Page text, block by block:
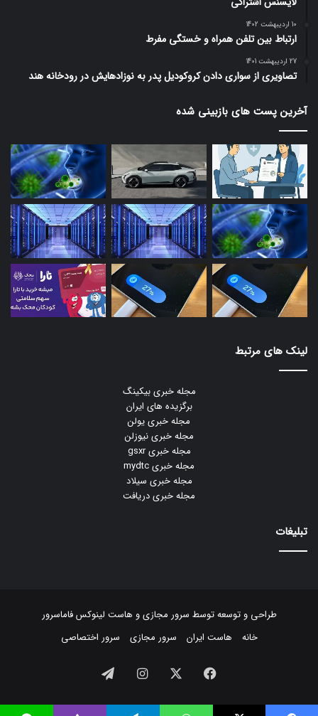
10 اردیبهشت 1402
ارتباط بین تلفن همراه و خستگی مفرط
27 اردیبهشت 1401
تصاویری از سواری دادن کروکودیل پدر به نوزادهایش در رودخانه هند
آخرین پست های بازبینی شده
لینک های مرتبط
مجله خبری بیکینگ
برگزیده های ایران
مجله خبری یولن
مجله خبری نیوزلن
مجله خبری gsxr
مجله خبری mydtc
مجله خبری سیلاد
مجله خبری دریافت
تبلیغات
طراحی و توسعه توسط سرور مجازیو هاست لینوکسفاماسرور
خانه
هاست ایران سرور مجازی سرور اختصاصی
فیسبوک ایکس اینستاگرام